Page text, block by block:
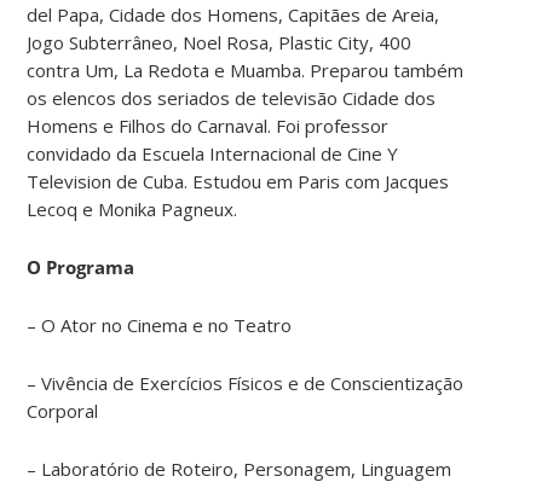
del Papa, Cidade dos Homens, Capitães de Areia,
Jogo Subterrâneo, Noel Rosa, Plastic City, 400
contra Um, La Redota e Muamba. Preparou também
os elencos dos seriados de televisão Cidade dos
Homens e Filhos do Carnaval. Foi professor
convidado da Escuela Internacional de Cine Y
Television de Cuba. Estudou em Paris com Jacques
Lecoq e Monika Pagneux.
O Programa
– O Ator no Cinema e no Teatro
– Vivência de Exercícios Físicos e de Conscientização
Corporal
– Laboratório de Roteiro, Personagem, Linguagem